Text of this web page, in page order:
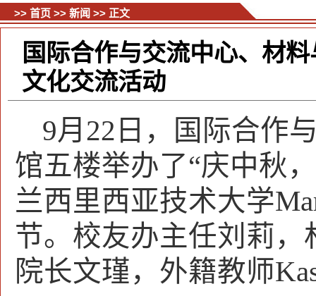
>> 首页 >> 新闻 >> 正文
国际合作与交流中心、材
文化交流活动
9月 22 日，国际合作
馆五楼举办了“庆中秋
兰西里西亚技术大学
节。校友办主任刘莉
院长文瑾，外籍教师